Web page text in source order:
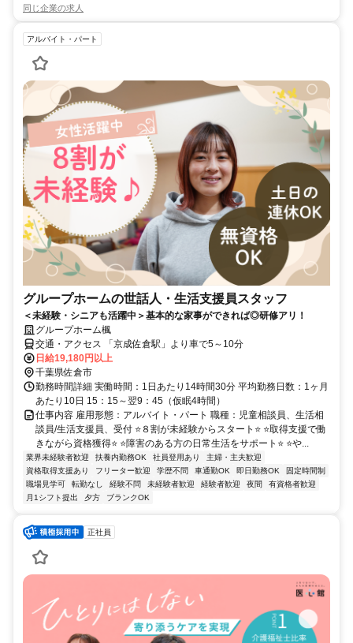
同じ企業の求人
アルバイト・パート
グループホームの世話人・生活支援員スタッフ
＜未経験・シニアも活躍中＞基本的な家事ができれば◎研修アリ！
グループホーム楓
交通・アクセス 「京成佐倉駅」より車で5～10分
日給19,180円以上
千葉県佐倉市
勤務時間詳細 実働時間：1日あたり14時間30分 平均勤務日数：1ヶ月
あたり10日 15：15～翌9：45（仮眠4時間）
仕事内容 雇用形態：アルバイト・パート 職種：児童相談員、生活相
談員/生活支援員、受付 ⭐８割が未経験からスタート⭐ ⭐取得支援で働
きながら資格獲得⭐ ⭐障害のある方の日常生活をサポート⭐ ⭐や...
業界未経験者歓迎 扶養内勤務OK 社員登用あり
主婦・主夫歓迎
資格取得支援あり
フリーター歓迎 学歴不問 車通勤OK 即日勤務OK
固定時間制
職場見学可
転勤なし 経験不問 未経験者歓迎 経験者歓迎 夜間
有資格者歓迎
月1シフト提出
夕方 ブランクOK
正社員